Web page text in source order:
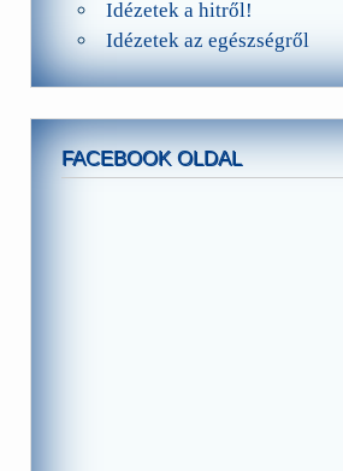
Idézetek a hitről!
Idézetek az egészségről
FACEBOOK OLDAL